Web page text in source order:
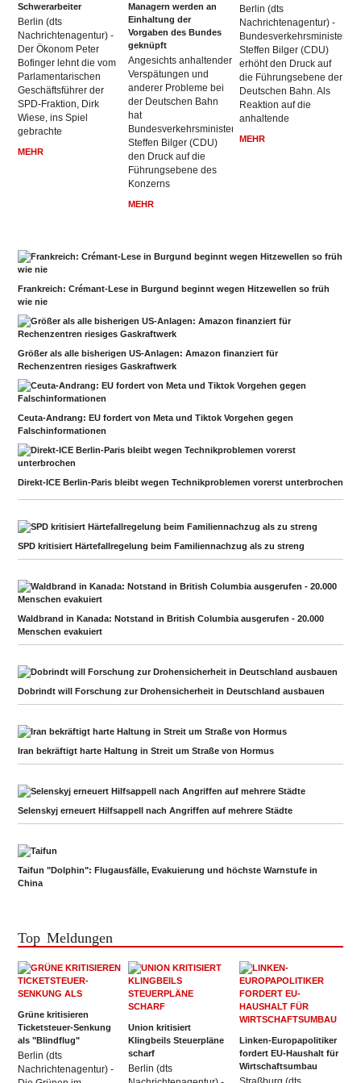
Schwerarbeiter
Berlin (dts
Nachrichtenagentur) -
Der Ökonom Peter
Bofinger lehnt die vom
Parlamentarischen
Geschäftsführer der
SPD-Fraktion, Dirk
Wiese, ins Spiel
gebrachte
MEHR
Managern werden an
Einhaltung der
Vorgaben des Bundes
geknüpft
Angesichts anhaltender
Verspätungen und
anderer Probleme bei
der Deutschen Bahn
hat
Bundesverkehrsminister
Steffen Bilger (CDU)
den Druck auf die
Führungsebene des
Konzerns
MEHR
Berlin (dts
Nachrichtenagentur) -
Bundesverkehrsminister
Steffen Bilger (CDU)
erhöht den Druck auf
die Führungsebene der
Deutschen Bahn. Als
Reaktion auf die
anhaltende
MEHR
Frankreich: Crémant-Lese in Burgund beginnt wegen Hitzewellen so früh
wie nie
Größer als alle bisherigen US-Anlagen: Amazon finanziert für
Rechenzentren riesiges Gaskraftwerk
Ceuta-Andrang: EU fordert von Meta und Tiktok Vorgehen gegen
Falschinformationen
Direkt-ICE Berlin-Paris bleibt wegen Technikproblemen vorerst unterbrochen
SPD kritisiert Härtefallregelung beim Familiennachzug als zu streng
Waldbrand in Kanada: Notstand in British Columbia ausgerufen - 20.000
Menschen evakuiert
Dobrindt will Forschung zur Drohensicherheit in Deutschland ausbauen
Iran bekräftigt harte Haltung in Streit um Straße von Hormus
Selenskyj erneuert Hilfsappell nach Angriffen auf mehrere Städte
Taifun "Dolphin": Flugausfälle, Evakuierung und höchste Warnstufe in
China
Top Meldungen
Grüne kritisieren
Ticketsteuer-Senkung
als "Blindflug"
Berlin (dts
Nachrichtenagentur) -
Union kritisiert
Klingbeils Steuerpläne
scharf
Berlin (dts
Linken-Europapolitiker
fordert EU-Haushalt für
Wirtschaftsumbau
Straßburg (dts